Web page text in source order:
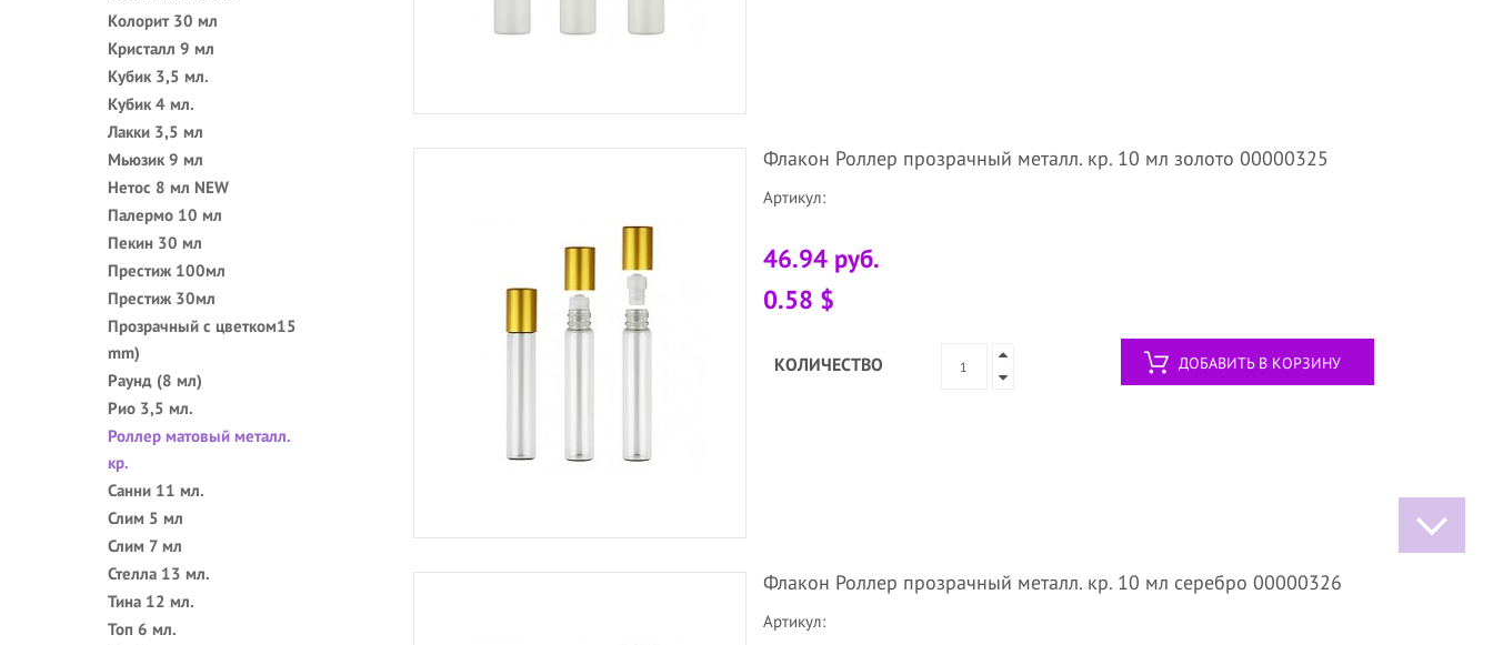
Колорит 30 мл
Кристалл 9 мл
Кубик 3,5 мл.
Кубик 4 мл.
Лакки 3,5 мл
Мьюзик 9 мл
Нетос 8 мл NEW
Палермо 10 мл
Пекин 30 мл
Престиж 100мл
Престиж 30мл
Прозрачный с цветком15
mm)
Раунд (8 мл)
Рио 3,5 мл.
Роллер матовый металл.
кр.
Санни 11 мл.
Слим 5 мл
Слим 7 мл
Стелла 13 мл.
Тина 12 мл.
Топ 6 мл.
Флакон Роллер прозрачный металл. кр. 10 мл золото 00000325
Артикул:
46.94 руб.
0.58 $
КОЛИЧЕСТВО ДОБАВИТЬ В КОРЗИНУ
Флакон Роллер прозрачный металл. кр. 10 мл серебро 00000326
Артикул: